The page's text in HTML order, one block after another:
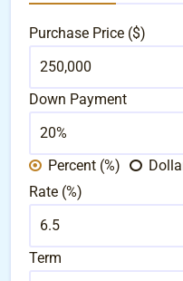
Purchase Price ($)
Down Payment
Percent (%)
Rate (%)
Term